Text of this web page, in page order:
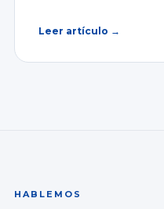
Leer artículo →
HABLEMOS